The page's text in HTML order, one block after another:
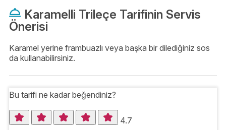
Karamelli Trileçe Tarifinin Servis
Önerisi
Karamel yerine frambuazlı veya başka bir dilediğiniz sos
da kullanabilirsiniz.
Bu tarifi ne kadar beğendiniz?
4.7